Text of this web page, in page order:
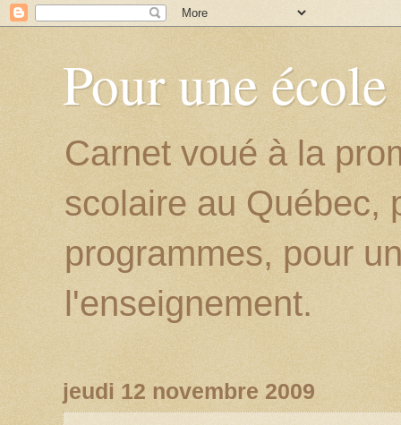
Pour une
Carnet voué à la
scolaire au Québec,
programmes, pour
l'enseignement.
jeudi 12 novembre 2009